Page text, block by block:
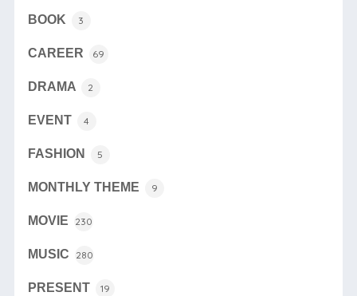
BOOK 3
CAREER 69
DRAMA 2
EVENT 4
FASHION 5
MONTHLY THEME 9
MOVIE 230
MUSIC 280
PRESENT 19